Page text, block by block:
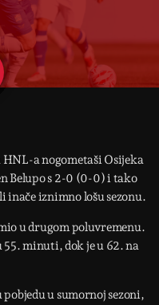
a nogometaši Osijeka
Belupo s 2-0 (0-0) i tako
inače iznimno lošu sezonu.
u drugom poluvremenu.
55. minuti, dok je u 62. na
u sumornoj sezoni,